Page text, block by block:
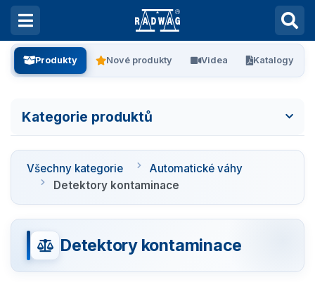
Produkty Nové produkty Videa Katalogy
Kategorie produktů
Všechny kategorie
Laboratorní váhy
Vážení filtrů
Vážení stentů
Všechny kategorie
Automatické váhy
Detektory kontaminace
Detektory kontaminace